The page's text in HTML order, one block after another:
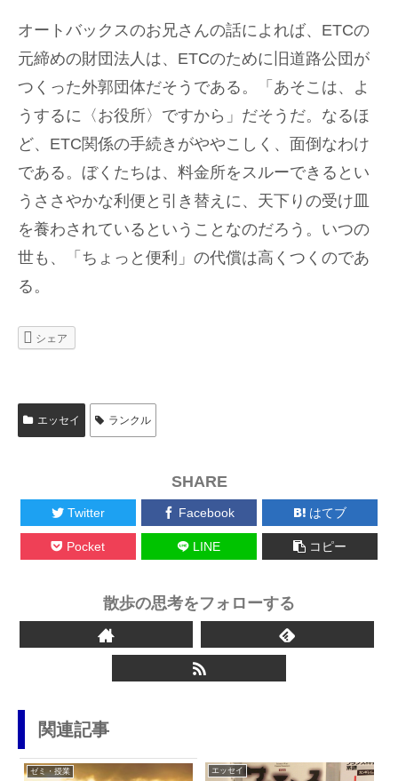
オートバックスのお兄さんの話によれば、ETCの
元締めの財団法人は、ETCのために旧道路公団が
つくった外郭団体だそうである。「あそこは、よ
うするに〈お役所〉ですから」だそうだ。なるほ
ど、ETC関係の手続きがややこしく、面倒なわけ
である。ぼくたちは、料金所をスルーできるとい
うささやかな利便と引き替えに、天下りの受け皿
を養わされているということなのだろう。いつの
世も、「ちょっと便利」の代償は高くつくのであ
る。
シェア
エッセイ ランクル
SHARE
Twitter Facebook はてブ
Pocket LINE コピー
散歩の思考をフォローする
関連記事
ゼミ・授業 エッセイ